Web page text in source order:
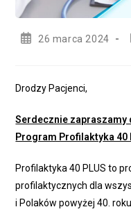
Post26 marca 2024
Drodzy Pacjenci,
Serdecznie zapraszamy
Program Profilaktyka 40
Profilaktyka 40 PLUS to
profilaktycznych dla
i Polaków powyżej 40.